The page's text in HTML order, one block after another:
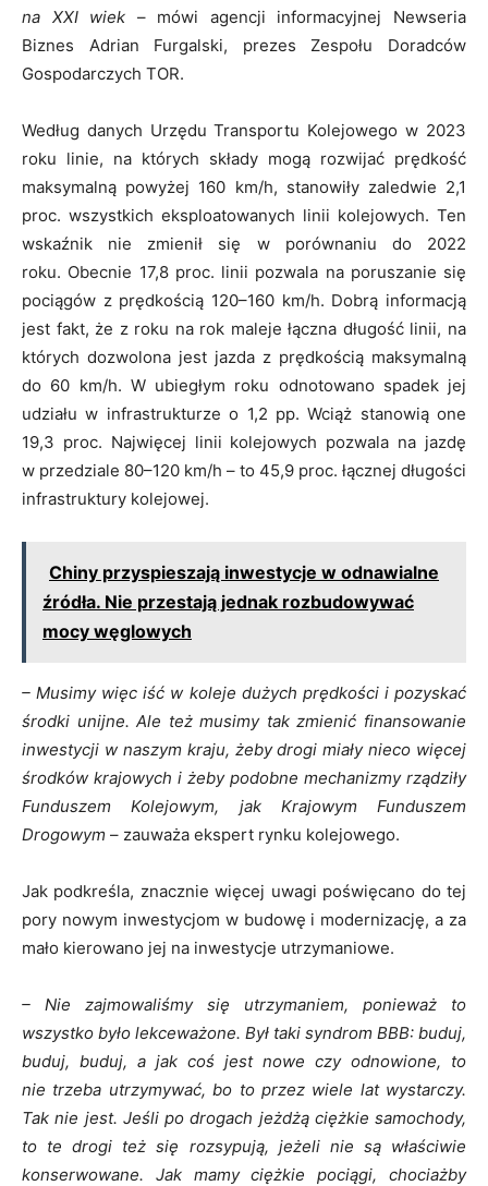
na XXI wiek – mówi agencji informacyjnej Newseria
Biznes Adrian Furgalski, prezes Zespołu Doradców
Gospodarczych TOR.
Według danych Urzędu Transportu Kolejowego w 2023
roku linie, na których składy mogą rozwijać prędkość
maksymalną powyżej 160 km/h, stanowiły zaledwie 2,1
proc. wszystkich eksploatowanych linii kolejowych. Ten
wskaźnik nie zmienił się w porównaniu do 2022
roku. Obecnie 17,8 proc. linii pozwala na poruszanie się
pociągów z prędkością 120–160 km/h. Dobrą informacją
jest fakt, że z roku na rok maleje łączna długość linii, na
których dozwolona jest jazda z prędkością maksymalną
do 60 km/h. W ubiegłym roku odnotowano spadek jej
udziału w infrastrukturze o 1,2 pp. Wciąż stanowią one
19,3 proc. Najwięcej linii kolejowych pozwala na jazdę
w przedziale 80–120 km/h – to 45,9 proc. łącznej długości
infrastruktury kolejowej.
Chiny przyspieszają inwestycje w odnawialne
źródła. Nie przestają jednak rozbudowywać
mocy węglowych
– Musimy więc iść w koleje dużych prędkości i pozyskać
środki unijne. Ale też musimy tak zmienić finansowanie
inwestycji w naszym kraju, żeby drogi miały nieco więcej
środków krajowych i żeby podobne mechanizmy rządziły
Funduszem Kolejowym, jak Krajowym Funduszem
Drogowym – zauważa ekspert rynku kolejowego.
Jak podkreśla, znacznie więcej uwagi poświęcano do tej
pory nowym inwestycjom w budowę i modernizację, a za
mało kierowano jej na inwestycje utrzymaniowe.
– Nie zajmowaliśmy się utrzymaniem, ponieważ to
wszystko było lekceważone. Był taki syndrom BBB: buduj,
buduj, buduj, a jak coś jest nowe czy odnowione, to
nie trzeba utrzymywać, bo to przez wiele lat wystarczy.
Tak nie jest. Jeśli po drogach jeżdżą ciężkie samochody,
to te drogi też się rozsypują, jeżeli nie są właściwie
konserwowane. Jak mamy ciężkie pociągi, chociażby